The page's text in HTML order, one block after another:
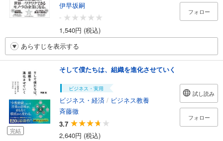
伊早坂嗣
-
1,540円 (税込)
フォロー
あらすじを表示する
完結
そして僕たちは、組織を進化させていく
ビジネス・実用
ビジネス・経済 / ビジネス教養
斉藤徹
3.7
2,640円 (税込)
試し読み
フォロー